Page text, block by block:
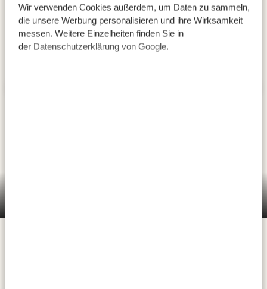
Wir verwenden Cookies außerdem, um Daten zu sammeln,
die unsere Werbung personalisieren und ihre Wirksamkeit
messen. Weitere Einzelheiten finden Sie in
der Datenschutzerklärung von Google.